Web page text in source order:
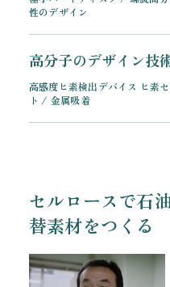
性のデザイン
高分子のデザイン
高感度ヒ素検出デバイス ヒ素
ト / 金属吸着
セルロースで石
替素材をつくる